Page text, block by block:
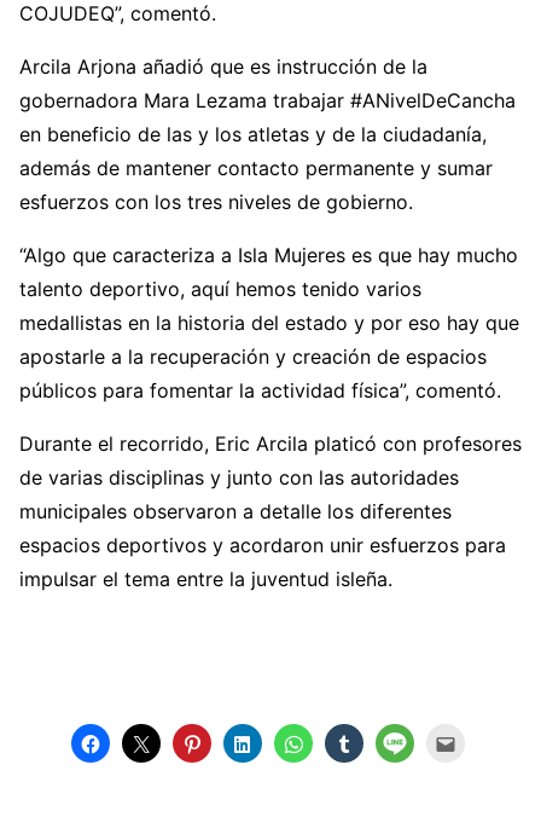
COJUDEQ”, comentó.
Arcila Arjona añadió que es instrucción de la
gobernadora Mara Lezama trabajar #ANivelDeCancha
en beneficio de las y los atletas y de la ciudadanía,
además de mantener contacto permanente y sumar
esfuerzos con los tres niveles de gobierno.
“Algo que caracteriza a Isla Mujeres es que hay mucho
talento deportivo, aquí hemos tenido varios
medallistas en la historia del estado y por eso hay que
apostarle a la recuperación y creación de espacios
públicos para fomentar la actividad física”, comentó.
Durante el recorrido, Eric Arcila platicó con profesores
de varias disciplinas y junto con las autoridades
municipales observaron a detalle los diferentes
espacios deportivos y acordaron unir esfuerzos para
impulsar el tema entre la juventud isleña.